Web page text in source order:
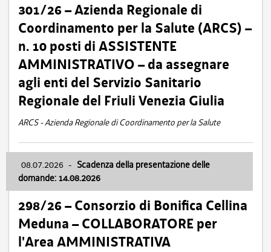
301/26 – Azienda Regionale di
Coordinamento per la Salute (ARCS) –
n. 10 posti di ASSISTENTE
AMMINISTRATIVO – da assegnare
agli enti del Servizio Sanitario
Regionale del Friuli Venezia Giulia
ARCS - Azienda Regionale di Coordinamento per la Salute
08.07.2026 - Scadenza della presentazione delle
domande: 14.08.2026
298/26 – Consorzio di Bonifica Cellina
Meduna – COLLABORATORE per
l'Area AMMINISTRATIVA